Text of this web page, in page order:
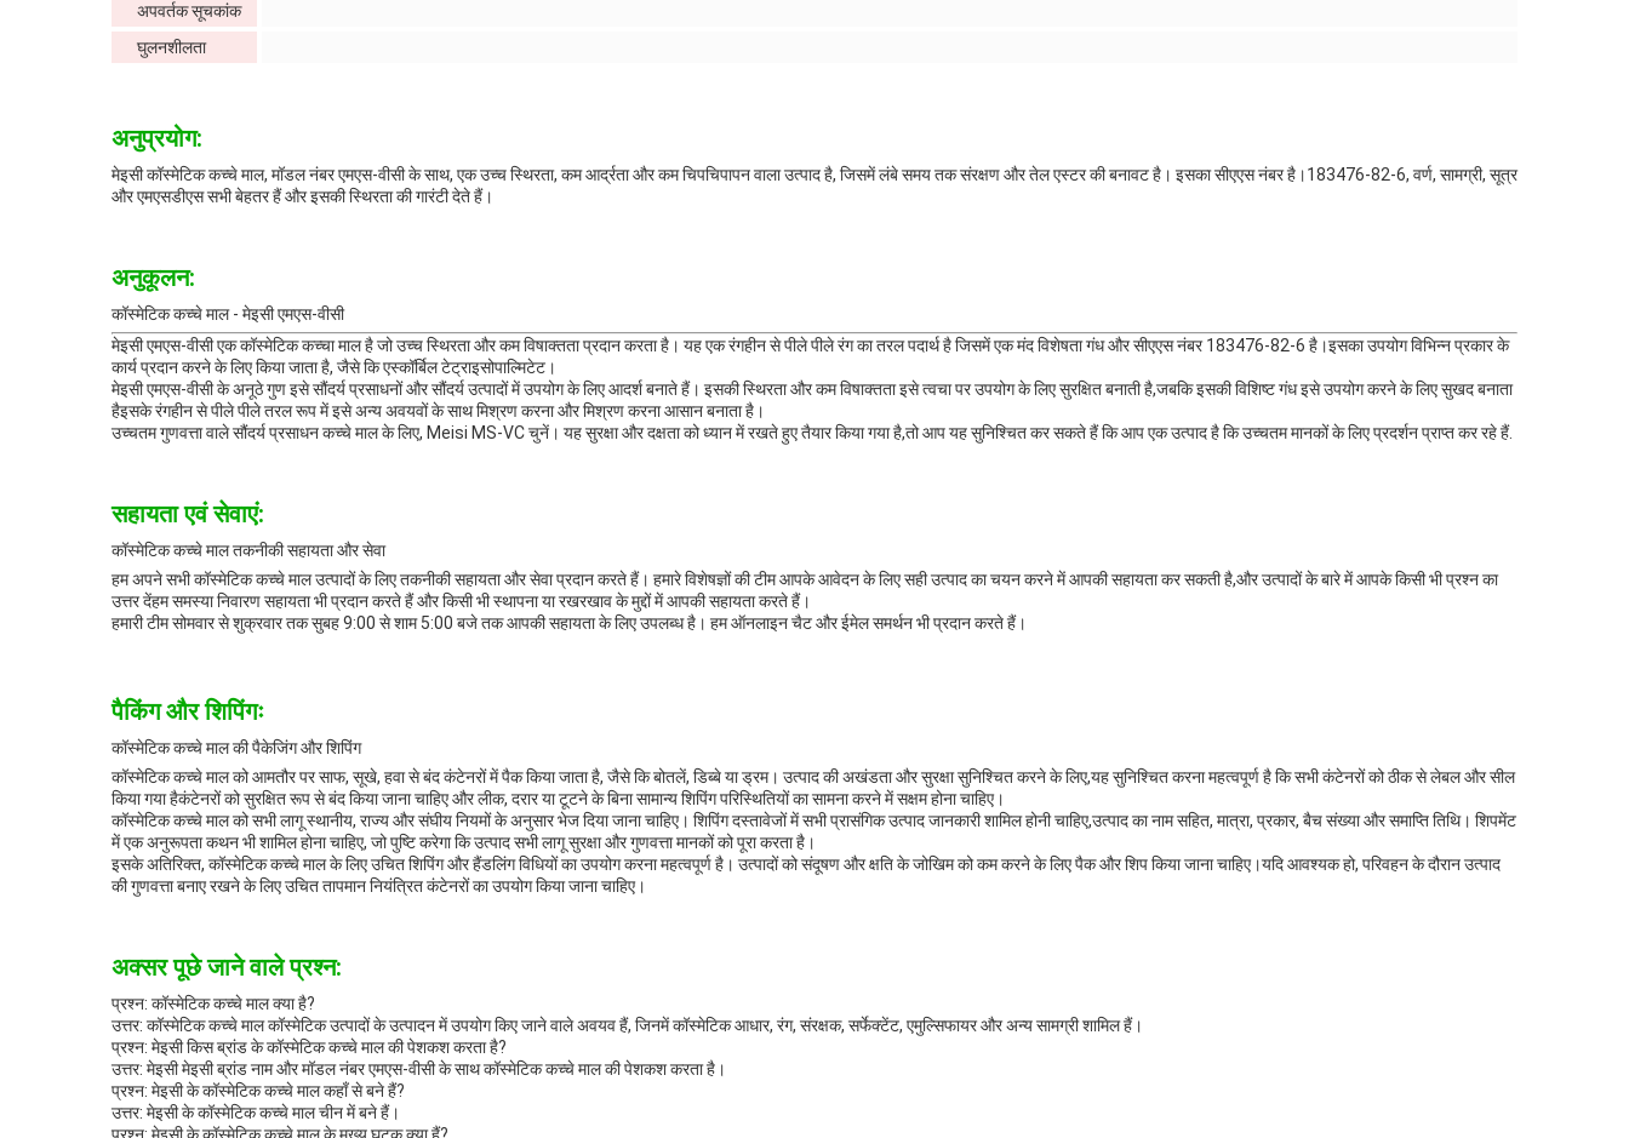
अपवर्तक सूचकांक
घुलनशीलता
अनुप्रयोग:
मेइसी कॉस्मेटिक कच्चे माल, मॉडल नंबर एमएस-वीसी के साथ, एक उच्च स्थिरता, कम आर्द्रता और कम चिपचिपापन वाला उत्पाद है, जिसमें लंबे समय तक संरक्षण और तेल एस्टर की बनावट है। इसका सीएएस नंबर है।183476-82-6, वर्ण, सामग्री, सूत्र
और एमएसडीएस सभी बेहतर हैं और इसकी स्थिरता की गारंटी देते हैं।
अनुकूलन:
कॉस्मेटिक कच्चे माल - मेइसी एमएस-वीसी
मेइसी एमएस-वीसी एक कॉस्मेटिक कच्चा माल है जो उच्च स्थिरता और कम विषाक्तता प्रदान करता है। यह एक रंगहीन से पीले पीले रंग का तरल पदार्थ है जिसमें एक मंद विशेषता गंध और सीएएस नंबर 183476-82-6 है।इसका उपयोग विभिन्न प्रकार के
कार्य प्रदान करने के लिए किया जाता है, जैसे कि एस्कॉर्बिल टेट्राइसोपाल्मिटेट।
मेइसी एमएस-वीसी के अनूठे गुण इसे सौंदर्य प्रसाधनों और सौंदर्य उत्पादों में उपयोग के लिए आदर्श बनाते हैं। इसकी स्थिरता और कम विषाक्तता इसे त्वचा पर उपयोग के लिए सुरक्षित बनाती है,जबकि इसकी विशिष्ट गंध इसे उपयोग करने के लिए सुखद बनाता
हैइसके रंगहीन से पीले पीले तरल रूप में इसे अन्य अवयवों के साथ मिश्रण करना और मिश्रण करना आसान बनाता है।
उच्चतम गुणवत्ता वाले सौंदर्य प्रसाधन कच्चे माल के लिए, Meisi MS-VC चुनें। यह सुरक्षा और दक्षता को ध्यान में रखते हुए तैयार किया गया है,तो आप यह सुनिश्चित कर सकते हैं कि आप एक उत्पाद है कि उच्चतम मानकों के लिए प्रदर्शन प्राप्त कर रहे हैं.
सहायता एवं सेवाएं:
कॉस्मेटिक कच्चे माल तकनीकी सहायता और सेवा
हम अपने सभी कॉस्मेटिक कच्चे माल उत्पादों के लिए तकनीकी सहायता और सेवा प्रदान करते हैं। हमारे विशेषज्ञों की टीम आपके आवेदन के लिए सही उत्पाद का चयन करने में आपकी सहायता कर सकती है,और उत्पादों के बारे में आपके किसी भी प्रश्न का
उत्तर देंहम समस्या निवारण सहायता भी प्रदान करते हैं और किसी भी स्थापना या रखरखाव के मुद्दों में आपकी सहायता करते हैं।
हमारी टीम सोमवार से शुक्रवार तक सुबह 9:00 से शाम 5:00 बजे तक आपकी सहायता के लिए उपलब्ध है। हम ऑनलाइन चैट और ईमेल समर्थन भी प्रदान करते हैं।
पैकिंग और शिपिंगः
कॉस्मेटिक कच्चे माल की पैकेजिंग और शिपिंग
कॉस्मेटिक कच्चे माल को आमतौर पर साफ, सूखे, हवा से बंद कंटेनरों में पैक किया जाता है, जैसे कि बोतलें, डिब्बे या ड्रम। उत्पाद की अखंडता और सुरक्षा सुनिश्चित करने के लिए,यह सुनिश्चित करना महत्वपूर्ण है कि सभी कंटेनरों को ठीक से लेबल और सील
किया गया हैकंटेनरों को सुरक्षित रूप से बंद किया जाना चाहिए और लीक, दरार या टूटने के बिना सामान्य शिपिंग परिस्थितियों का सामना करने में सक्षम होना चाहिए।
कॉस्मेटिक कच्चे माल को सभी लागू स्थानीय, राज्य और संघीय नियमों के अनुसार भेज दिया जाना चाहिए। शिपिंग दस्तावेजों में सभी प्रासंगिक उत्पाद जानकारी शामिल होनी चाहिए,उत्पाद का नाम सहित, मात्रा, प्रकार, बैच संख्या और समाप्ति तिथि। शिपमेंट
में एक अनुरूपता कथन भी शामिल होना चाहिए, जो पुष्टि करेगा कि उत्पाद सभी लागू सुरक्षा और गुणवत्ता मानकों को पूरा करता है।
इसके अतिरिक्त, कॉस्मेटिक कच्चे माल के लिए उचित शिपिंग और हैंडलिंग विधियों का उपयोग करना महत्वपूर्ण है। उत्पादों को संदूषण और क्षति के जोखिम को कम करने के लिए पैक और शिप किया जाना चाहिए।यदि आवश्यक हो, परिवहन के दौरान उत्पाद
की गुणवत्ता बनाए रखने के लिए उचित तापमान नियंत्रित कंटेनरों का उपयोग किया जाना चाहिए।
अक्सर पूछे जाने वाले प्रश्न:
प्रश्न: कॉस्मेटिक कच्चे माल क्या है?
उत्तर: कॉस्मेटिक कच्चे माल कॉस्मेटिक उत्पादों के उत्पादन में उपयोग किए जाने वाले अवयव हैं, जिनमें कॉस्मेटिक आधार, रंग, संरक्षक, सर्फेक्टेंट, एमुल्सिफायर और अन्य सामग्री शामिल हैं।
प्रश्न: मेइसी किस ब्रांड के कॉस्मेटिक कच्चे माल की पेशकश करता है?
उत्तर: मेइसी मेइसी ब्रांड नाम और मॉडल नंबर एमएस-वीसी के साथ कॉस्मेटिक कच्चे माल की पेशकश करता है।
प्रश्न: मेइसी के कॉस्मेटिक कच्चे माल कहाँ से बने हैं?
उत्तर: मेइसी के कॉस्मेटिक कच्चे माल चीन में बने हैं।